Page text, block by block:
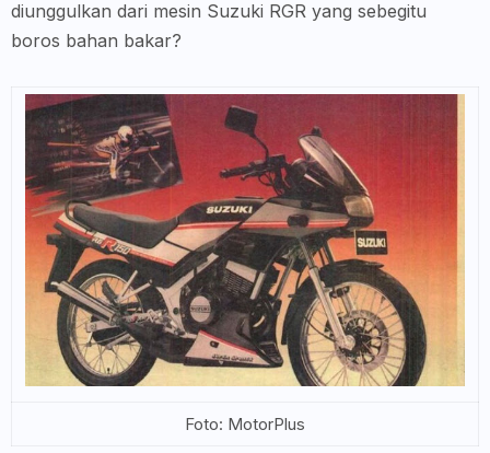
diunggulkan dari mesin Suzuki RGR yang sebegitu
boros bahan bakar?
Foto: MotorPlus